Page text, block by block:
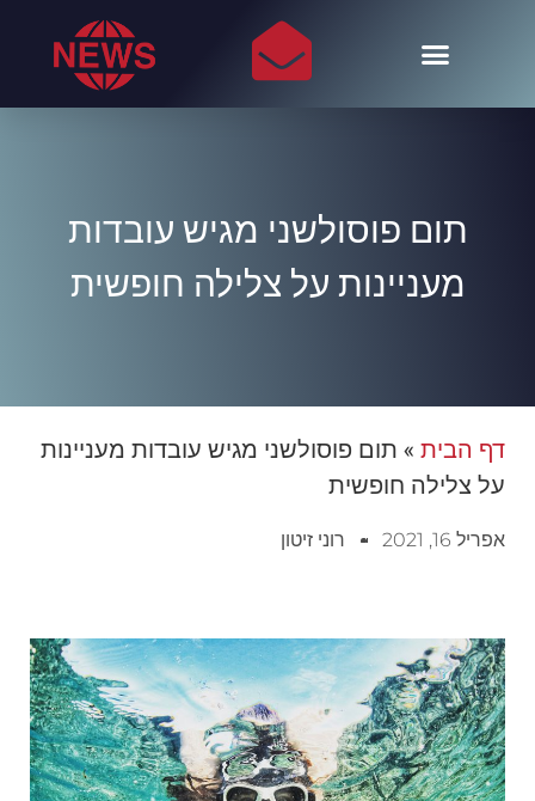
תום פוסולשני מגיש עובדות
מעניינות על צלילה חופשית
דף הבית » תום פוסולשני מגיש עובדות מעניינות
על צלילה חופשית
אפריל 16, 2021 רוני זיטון